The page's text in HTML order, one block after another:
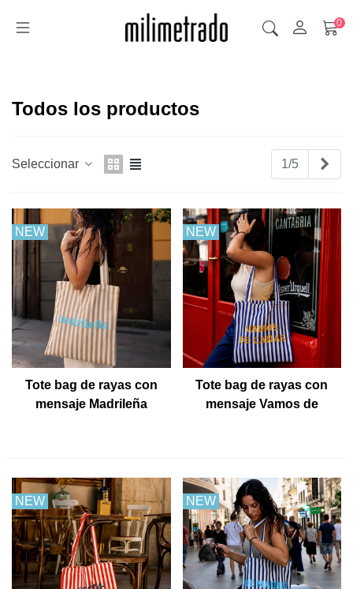
0
Todos los productos
Seleccionar 1/5
NEW
Tote bag de rayas con
mensaje Madrileña
NEW
Tote bag de rayas con
mensaje Vamos de
NEW NEW